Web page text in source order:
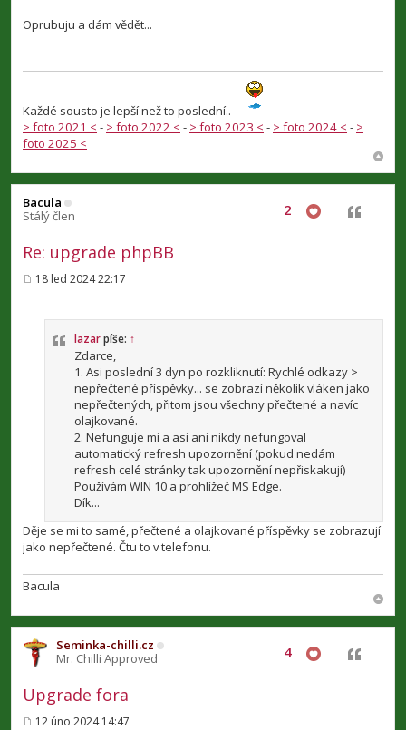
ř
í
s
v
Oprubuju a dám vědět...
Každé sousto je lepší než to poslední..
> foto 2021 < - > foto 2022 < - > foto 2023 < - > foto 2024 < - >
foto 2025 <
Bacula
Stálý člen
Re: upgrade phpBB
2 Citovat
ř
18 led 2024 22:17
lazar píše: ↑
Zdarce,
1. Asi poslední 3 dyn po rozkliknutí: Rychlé odkazy >
nepřečtené příspěvky... se zobrazí několik vláken jako
nepřečtených, přitom jsou všechny přečtené a navíc
olajkované.
2. Nefunguje mi a asi ani nikdy nefungoval
automatický refresh upozornění (pokud nedám
refresh celé stránky tak upozornění nepřiskakují)
Používám WIN 10 a prohlížeč MS Edge.
Dík...
Děje se mi to samé, přečtené a olajkované příspěvky se zobrazují
jako nepřečtené. Čtu to v telefonu.
Bacula
Seminka-chilli.cz
Mr. Chilli Approved
Upgrade fora
4 Citovat
12 úno 2024 14:47